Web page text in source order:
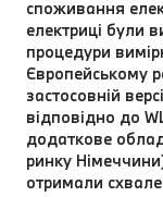
споживання
електриці були
процедури
Європейському
застосовній
відповідно до
додаткове
ринку
отримали